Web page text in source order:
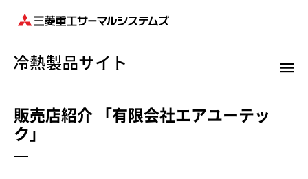
販売店紹介 「有限会社エアユーテッ
ク」